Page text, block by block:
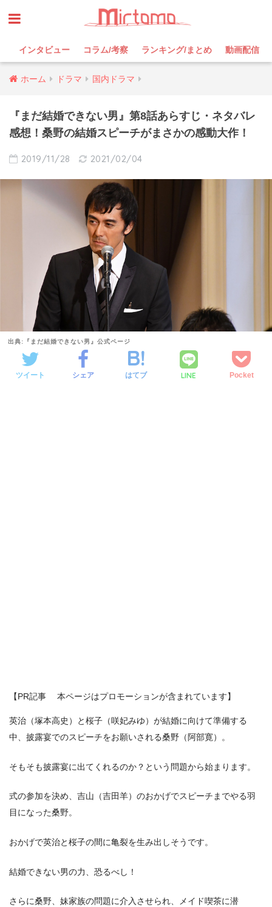
インタビュー コラム/考察 ランキング/まとめ 動画配信
ホーム ドラマ 国内ドラマ
『まだ結婚できない男』第8話あらすじ・ネタバレ
感想！桑野の結婚スピーチがまさかの感動大作！
2019/11/28 2021/02/04
出典:『まだ結婚できない男』公式ページ
ツイート シェア はてブ LINE Pocket
【PR記事 本ページはプロモーションが含まれています】
英治（塚本高史）と桜子（咲妃みゆ）が結婚に向けて準備する
中、披露宴でのスピーチをお願いされる桑野（阿部寛）。
そもそも披露宴に出てくれるのか？という問題から始まります。
式の参加を決め、吉山（吉田羊）のおかげでスピーチまでやる羽
目になった桑野。
おかげで英治と桜子の間に亀裂を生み出しそうです。
結婚できない男の力、恐るべし！
さらに桑野、妹家族の問題に介入させられ、メイド喫茶に潜